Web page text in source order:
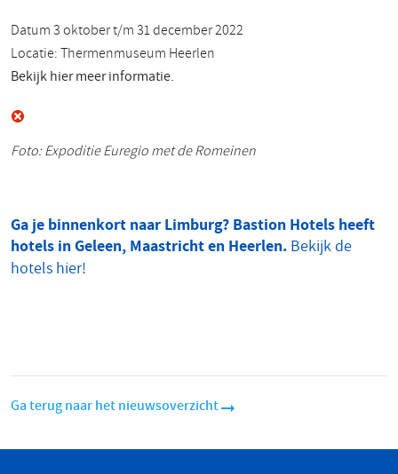
Datum 3 oktober t/m 31 december 2022
Locatie: Thermenmuseum Heerlen
Bekijk hier meer informatie.
Foto: Expoditie Euregio met de Romeinen
Ga je binnenkort naar Limburg? Bastion Hotels heeft
hotels in Geleen, Maastricht en Heerlen. Bekijk de
hotels hier!
Ga terug naar het nieuwsoverzicht